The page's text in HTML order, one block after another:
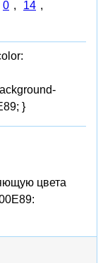
0 , 14 ,
}
цвета